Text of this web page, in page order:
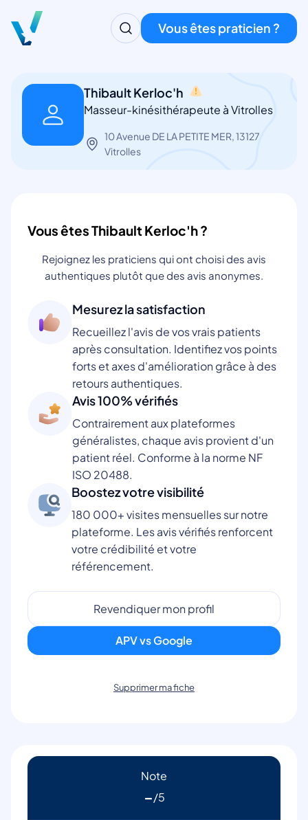
Vous êtes praticien ?
Thibault Kerloc'h
Masseur-kinésithérapeute à Vitrolles
10 Avenue DE LA PETITE MER, 13127
Vitrolles
Vous êtes Thibault Kerloc'h ?
Rejoignez les praticiens qui ont choisi des avis
authentiques plutôt que des avis anonymes.
Mesurez la satisfaction
Recueillez l'avis de vos vrais patients
après consultation. Identifiez vos points
forts et axes d'amélioration grâce à des
retours authentiques.
Avis 100% vérifiés
Contrairement aux plateformes
généralistes, chaque avis provient d'un
patient réel. Conforme à la norme NF
ISO 20488.
Boostez votre visibilité
180 000+ visites mensuelles sur notre
plateforme. Les avis vérifiés renforcent
votre crédibilité et votre
référencement.
Revendiquer mon profil
APV vs Google
Supprimer ma fiche
Note
-